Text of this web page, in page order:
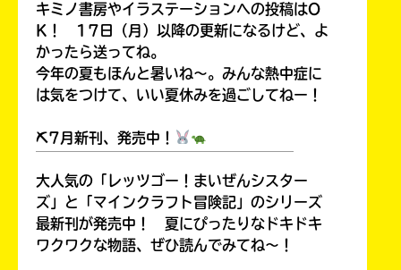
キミノ書房やイラステーションへの投稿はO
K！ 17日（月）以降の更新になるけど、よ
かったら送ってね。
今年の夏もほんと暑いね～。みんな熱中症に
は気をつけて、いい夏休みを過ごしてねー！
⛏7月新刊、発売中！
大人気の「レッツゴー！まいぜんシスター
ズ」と「マインクラフト冒険記」のシリーズ
最新刊が発売中！ 夏にぴったりなドキドキ
ワクワクな物語、ぜひ読んでみてね～！